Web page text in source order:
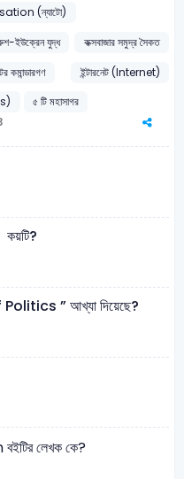
(ন্যাটো)
ইউক্রেন যুদ্ধ
কক্সবাজার সমুদ্র সৈকত
কমান্ডারগণ
ইন্টারনেট (Internet)
৫ টি মহাসাগর
Politics ” আখ্যা দিয়েছে?
লেখক কে?